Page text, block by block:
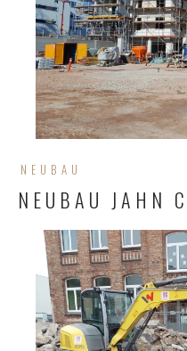
NEUBAU
NEUBAU JAHN